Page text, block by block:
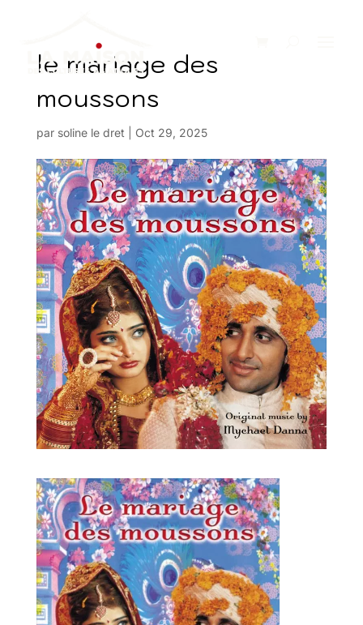
le mariage des
moussons
par soline le dret Oct 29, 2025